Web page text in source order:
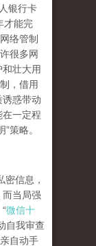
银行卡
才能完
络管制
很多网
壮大用
，借用
诱惑带动
一定程
策略。
信息，
当局强
微信十
自我审查
自动手